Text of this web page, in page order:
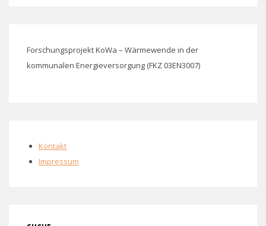
Forschungsprojekt KoWa – Wärmewende in der
kommunalen Energieversorgung (FKZ 03EN3007)
Kontakt
Impressum